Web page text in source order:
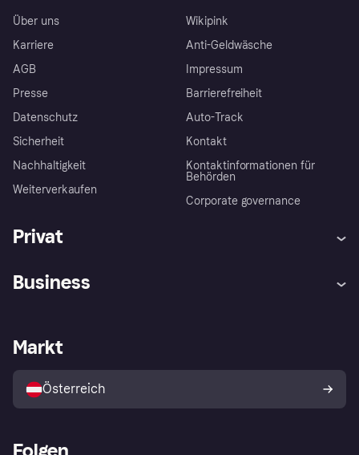
Über uns
Karriere
AGB
Presse
Datenschutz
Sicherheit
Nachhaltigkeit
Weiterverkaufen
Wikipink
Anti-Geldwäsche
Impressum
Barrierefreiheit
Auto-Track
Kontakt
Kontaktinformationen für
Behörden
Corporate governance
Privat
Shops entdecken
Business
Händlerportal
Markt
Österreich